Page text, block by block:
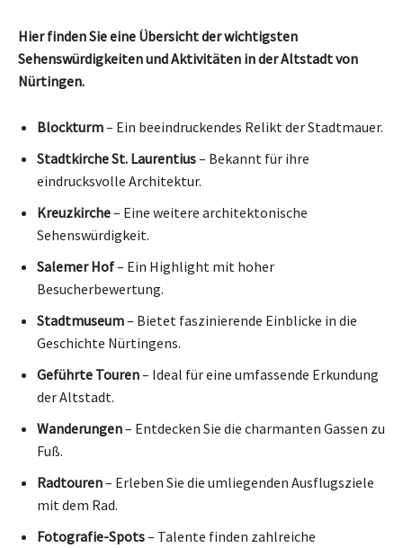
Hier finden Sie eine Übersicht der wichtigsten
Sehenswürdigkeiten und Aktivitäten in der Altstadt von
Nürtingen.
Blockturm– Ein beeindruckendes Relikt der Stadtmauer.
Stadtkirche St. Laurentius– Bekannt für ihre
eindrucksvolle Architektur.
Kreuzkirche– Eine weitere architektonische
Sehenswürdigkeit.
Salemer Hof– Ein Highlight mit hoher
Besucherbewertung.
Stadtmuseum– Bietet faszinierende Einblicke in die
Geschichte Nürtingens.
Geführte Touren– Ideal für eine umfassende Erkundung
der Altstadt.
Wanderungen– Entdecken Sie die charmanten Gassen zu
Fuß.
Radtouren– Erleben Sie die umliegenden Ausflugsziele
mit dem Rad.
Fotografie-Spots– Talente finden zahlreiche